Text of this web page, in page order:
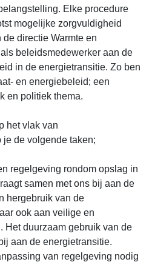
Elke procedure
mogelijke zorgvuldigheid
directie Warmte en
beleidsmedewerker aan de
in de energietransitie. Zo ben
en energiebeleid; een
en politiek thema.
het vlak van
de volgende taken;
regelgeving rondom opslag in
samen met ons bij aan de
hergebruik van de
ook aan veilige en
Het duurzaam gebruik van de
aan de energietransitie.
van regelgeving nodig